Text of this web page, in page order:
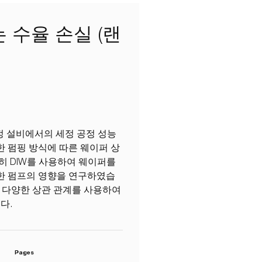
수율 손실 (랜
설비에서의 세정 공정 성능
펌핑 방식에 따른 웨이퍼 상
DIW를 사용하여 웨이퍼를
펌프의 영향을 연구하였습
양한 상관 관계를 사용하여
.
Pages